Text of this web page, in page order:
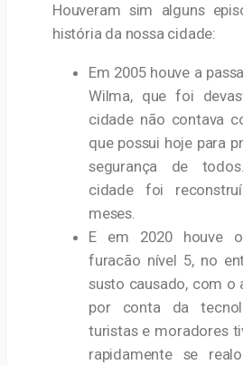
Houveram sim alguns
história da nossa cidade:
Em 2005 houve a
Wilma, que foi
cidade não contava
que possui hoje para
segurança de
cidade foi
meses.
E em 2020 houve
furacão nível 5, no
susto causado, com o
por conta da
turistas e moradores
rapidamente se